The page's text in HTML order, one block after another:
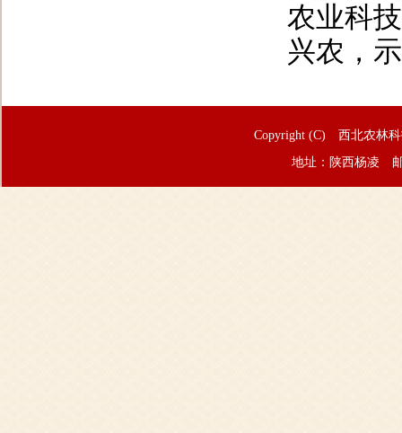
农业科
兴农，
Copyright (C) 西北农林
地址：陕西杨凌